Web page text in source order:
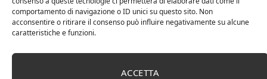
comportamento di navigazione o ID unici su questo sito. Non
acconsentire o ritirare il consenso può influire negativamente su alcune
caratteristiche e funzioni.
ACCETTA
DOT Horeca Solutions 1000 Bicchieri PET
trasparenti monouso 350 ML tacca 0,3 alta qualità
birra cocktail drink